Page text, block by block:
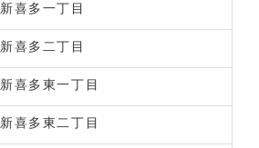
新喜多一丁目
新喜多二丁目
新喜多東一丁目
新喜多東二丁目